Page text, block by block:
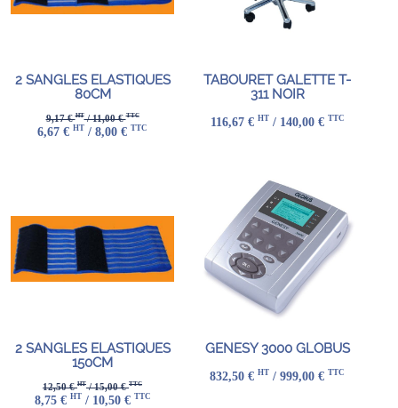
2 SANGLES ELASTIQUES
80CM
9,17 €HT/ 11,00 €TTC
6,67 € HT / 8,00 € TTC
TABOURET GALETTE T-
311 NOIR
116,67 € HT / 140,00 € TTC
2 SANGLES ELASTIQUES
150CM
12,50 €HT/ 15,00 €TTC
8,75 € HT / 10,50 € TTC
GENESY 3000 GLOBUS
832,50 € HT / 999,00 € TTC